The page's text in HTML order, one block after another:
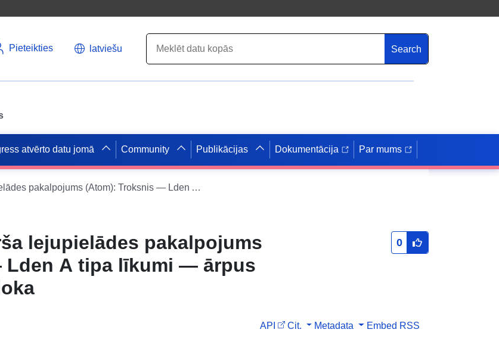
Pieteikties latviešu Search
atvērto datu jomā Community Publikācijas Dokumentācija Par mums
Datu kopas vienkārša lejupielādes pakalpojums (Atom): Troksnis — Lden A tipa līkumi — ārpus transportlīdzekļa bloka
lejupielādes pakalpojums
A tipa līkumi — ārpus
0
API Cit. Metadata Embed RSS